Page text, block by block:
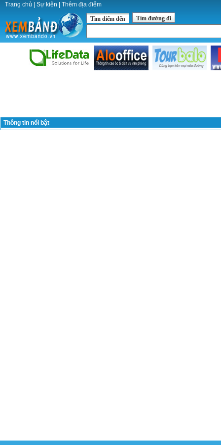
Trang chủ Sự kiện Thêm địa điểm
Tìm điểm đến Tìm đường đi
Thông tin nổi bật